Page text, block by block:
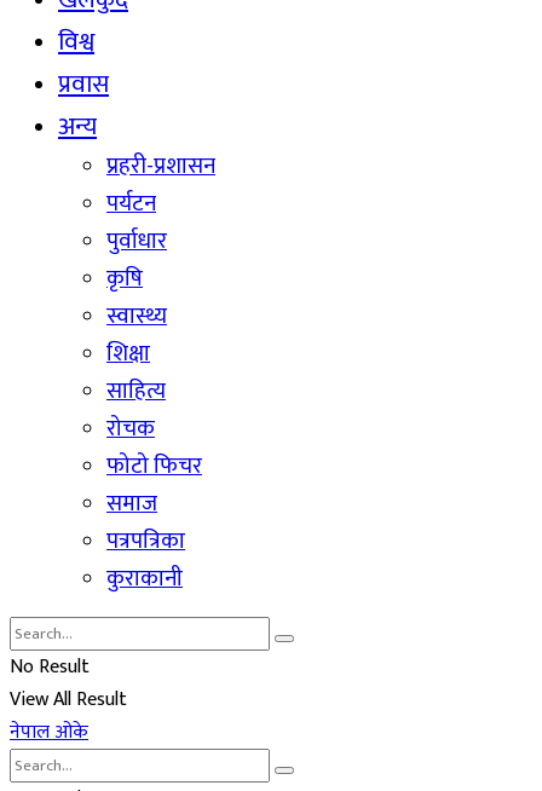
विश्व
प्रवास
अन्य
प्रहरी-प्रशासन
पर्यटन
पुर्वाधार
कृषि
स्वास्थ्य
शिक्षा
साहित्य
रोचक
फोटो फिचर
समाज
पत्रपत्रिका
कुराकानी
No Result
View All Result
नेपाल ओके